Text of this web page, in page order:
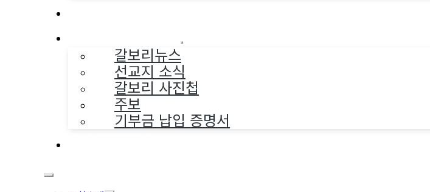
갈보리뉴스
선교지 소식
갈보리 사진첩
주보
기부금 납입 증명서